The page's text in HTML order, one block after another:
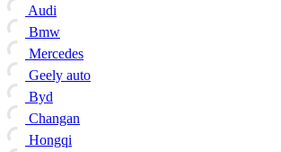
Audi
Bmw
Mercedes
Geely auto
Byd
Changan
Hongqi